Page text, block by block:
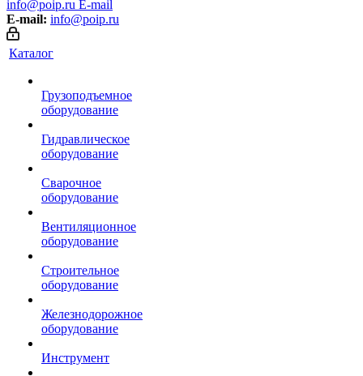
info@poip.ru E-mail
E-mail: info@poip.ru
Каталог
Грузоподъемное
оборудование
Гидравлическое
оборудование
Сварочное
оборудование
Вентиляционное
оборудование
Строительное
оборудование
Железнодорожное
оборудование
Инструмент